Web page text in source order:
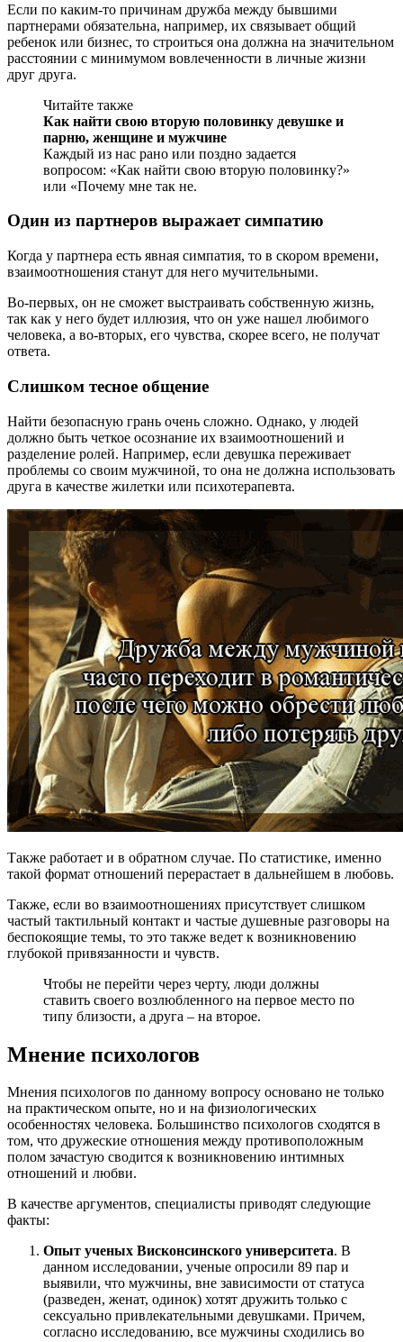
Если по каким-то причинам дружба между бывшими
партнерами обязательна, например, их связывает общий
ребенок или бизнес, то строиться она должна на значительном
расстоянии с минимумом вовлеченности в личные жизни
друг друга.
Читайте также
Как найти свою вторую половинку девушке и
парню, женщине и мужчине
Каждый из нас рано или поздно задается
вопросом: «Как найти свою вторую половинку?»
или «Почему мне так не.
Один из партнеров выражает симпатию
Когда у партнера есть явная симпатия, то в скором времени,
взаимоотношения станут для него мучительными.
Во-первых, он не сможет выстраивать собственную жизнь,
так как у него будет иллюзия, что он уже нашел любимого
человека, а во-вторых, его чувства, скорее всего, не получат
ответа.
Слишком тесное общение
Найти безопасную грань очень сложно. Однако, у людей
должно быть четкое осознание их взаимоотношений и
разделение ролей. Например, если девушка переживает
проблемы со своим мужчиной, то она не должна использовать
друга в качестве жилетки или психотерапевта.
Также работает и в обратном случае. По статистике, именно
такой формат отношений перерастает в дальнейшем в любовь.
Также, если во взаимоотношениях присутствует слишком
частый тактильный контакт и частые душевные разговоры на
беспокоящие темы, то это также ведет к возникновению
глубокой привязанности и чувств.
Чтобы не перейти через черту, люди должны
ставить своего возлюбленного на первое место по
типу близости, а друга – на второе.
Мнение психологов
Мнения психологов по данному вопросу основано не только
на практическом опыте, но и на физиологических
особенностях человека. Большинство психологов сходятся в
том, что дружеские отношения между противоположным
полом зачастую сводится к возникновению интимных
отношений и любви.
В качестве аргументов, специалисты приводят следующие
факты:
Опыт ученых Висконсинского университета. В
данном исследовании, ученые опросили 89 пар и
выявили, что мужчины, вне зависимости от статуса
(разведен, женат, одинок) хотят дружить только с
сексуально привлекательными девушками. Причем,
согласно исследованию, все мужчины сходились во